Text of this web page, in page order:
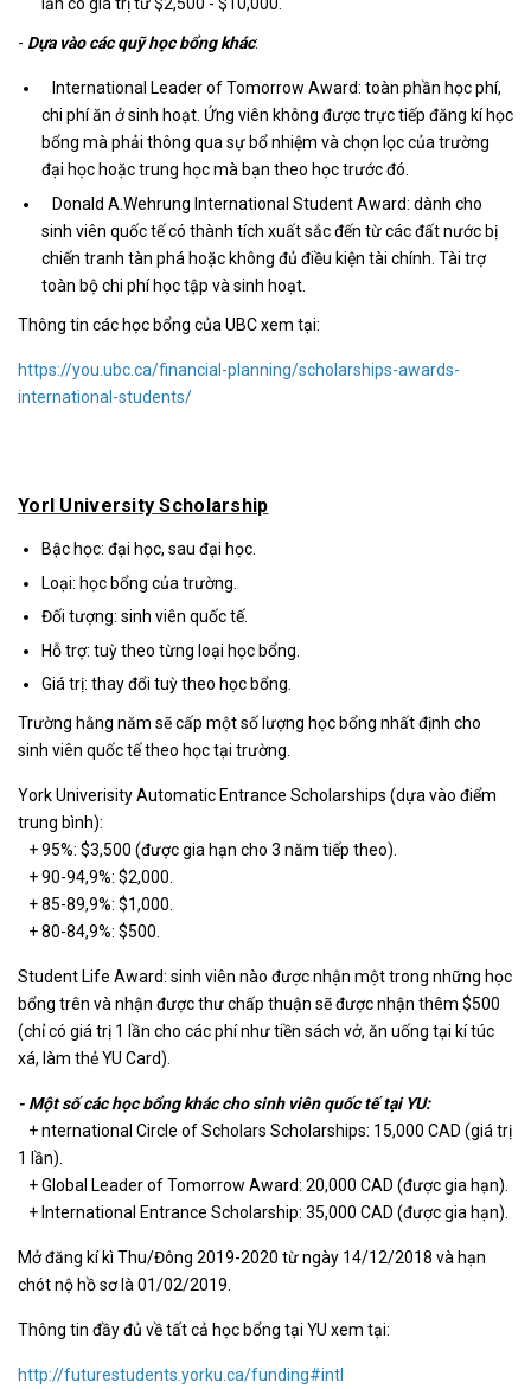
lần có giá trị từ $2,500 - $10,000.
- Dựa vào các quỹ học bổng khác:
International Leader of Tomorrow Award: toàn phần học phí,
chi phí ăn ở sinh hoạt. Ứng viên không được trực tiếp đăng kí học
bổng mà phải thông qua sự bổ nhiệm và chọn lọc của trường
đại học hoặc trung học mà bạn theo học trước đó.
Donald A.Wehrung International Student Award: dành cho
sinh viên quốc tế có thành tích xuất sắc đến từ các đất nước bị
chiến tranh tàn phá hoặc không đủ điều kiện tài chính. Tài trợ
toàn bộ chi phí học tập và sinh hoạt.
Thông tin các học bổng của UBC xem tại:
https://you.ubc.ca/financial-planning/scholarships-awards-
international-students/
Yorl University Scholarship
Bậc học: đại học, sau đại học.
Loại: học bổng của trường.
Đối tượng: sinh viên quốc tế.
Hỗ trợ: tuỳ theo từng loại học bổng.
Giá trị: thay đổi tuỳ theo học bổng.
Trường hằng năm sẽ cấp một số lượng học bổng nhất định cho
sinh viên quốc tế theo học tại trường.
York Univerisity Automatic Entrance Scholarships (dựa vào điểm
trung bình):
+ 95%: $3,500 (được gia hạn cho 3 năm tiếp theo).
+ 90-94,9%: $2,000.
+ 85-89,9%: $1,000.
+ 80-84,9%: $500.
Student Life Award: sinh viên nào được nhận một trong những học
bổng trên và nhận được thư chấp thuận sẽ được nhận thêm $500
(chỉ có giá trị 1 lần cho các phí như tiền sách vở, ăn uống tại kí túc
xá, làm thẻ YU Card).
- Một số các học bổng khác cho sinh viên quốc tế tại YU:
+ nternational Circle of Scholars Scholarships: 15,000 CAD (giá trị
1 lần).
+ Global Leader of Tomorrow Award: 20,000 CAD (được gia hạn).
+ International Entrance Scholarship: 35,000 CAD (được gia hạn).
Mở đăng kí kì Thu/Đông 2019-2020 từ ngày 14/12/2018 và hạn
chót nộ hồ sơ là 01/02/2019.
Thông tin đầy đủ về tất cả học bổng tại YU xem tại:
http://futurestudents.yorku.ca/funding#intl